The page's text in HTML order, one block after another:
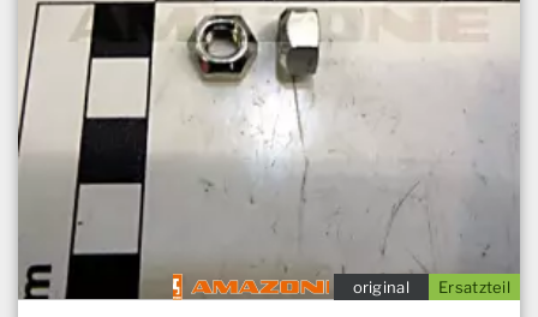
Ersatzteil
original